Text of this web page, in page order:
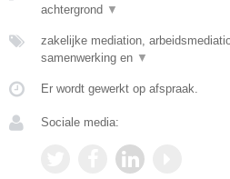
achtergrond ▼
zakelijke mediation,
samenwerking en ▼
Er wordt gewerkt op afspraak.
Sociale media: